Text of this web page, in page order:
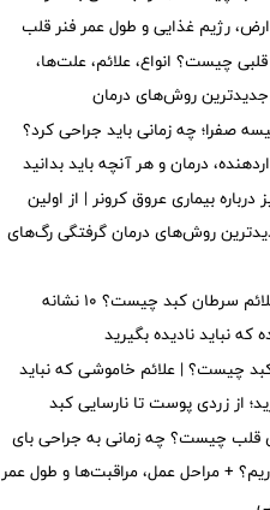
رژیم غذایی و طول عمر فنر قلب
چیست؟ انواع، علائم، علت‌ها،
روش‌های درمان
صفرا؛ چه زمانی باید جراحی کرد؟
درمان و هر آنچه باید بدانید
بیماری عروق کرونر | از اولین
روش‌های درمان گرفتگی رگ‌های
اولین علائم سرطان کبد چیست؟ ۱۰ نشانه
که نباید نادیده بگیرید
چیست؟ | علائم خاموشی که نباید
از زردی پوست تا نارسایی کبد
چیست؟ چه زمانی به جراحی بای
+ مراحل عمل، مراقبت‌ها و طول عمر